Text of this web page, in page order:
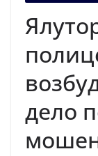
дело